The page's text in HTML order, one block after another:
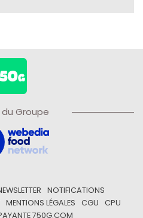
Groupe
NOTIFICATIONS
MENTIONS LÉGALES CGU
CPU
750G.COM